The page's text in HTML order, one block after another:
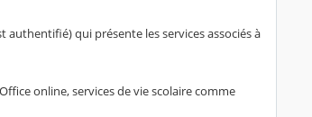
qui présente les services associés à
online, services de vie scolaire comme